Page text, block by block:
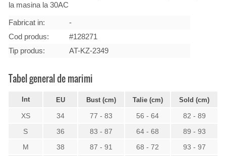
la masina la 30AC
Fabricat in:
-
Cod produs:
#128271
Tip produs:
AT-KZ-2349
Tabel general de marimi
Int EU Bust (cm) Talie (cm) Sold (cm)
XS 34 77 - 83 56 - 64
82 - 89
S
36 83 - 87 64 - 68
89 - 93
M
38 87 - 91 68 - 72
93 - 97